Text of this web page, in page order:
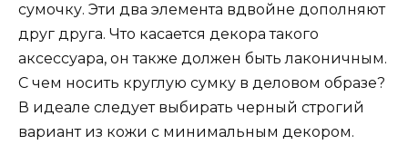
сумочку. Эти два элемента вдвойне дополняют
друг друга. Что касается декора такого
аксессуара, он также должен быть лаконичным.
С чем носить круглую сумку в деловом образе?
В идеале следует выбирать черный строгий
вариант из кожи с минимальным декором.